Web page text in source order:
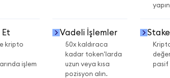
Et
kripto
işlem
Vadeli İşlemler
50x kaldıraca
kadar token'larda
uzun veya kısa
pozisyon alın.
pasif